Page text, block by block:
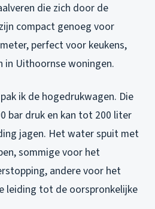
die zich door de
compact genoeg voor
perfect voor keukens,
Uithoornse woningen.
ik de hogedrukwagen. Die
bar druk en kan tot 200 liter
jagen. Het water spuit met
sommige voor het
andere voor het
leiding tot de oorspronkelijke